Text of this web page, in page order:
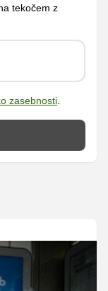
tekočem z
zasebnosti.